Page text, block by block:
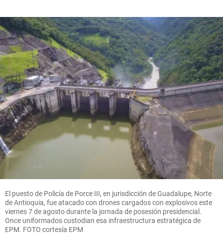
El puesto de Policía de Porce III, en jurisdicción de Guadalupe, Norte
de Antioquia, fue atacado con drones cargados con explosivos este
viernes 7 de agosto durante la jornada de posesión presidencial.
Once uniformados custodian esa infraestructura estratégica de
EPM. FOTO cortesía EPM